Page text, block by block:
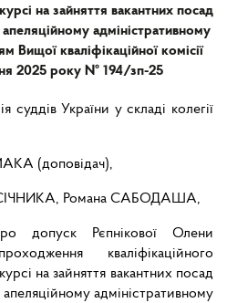
на зайняття вакантних посад
адміністративному
Вищої кваліфікаційної комісії
2025 року № 194/зп-25
суддів України у складі колегії
(доповідач),
Романа САБОДАША,
допуск Рєпнікової Олени
кваліфікаційного
на зайняття вакантних посад
адміністративному